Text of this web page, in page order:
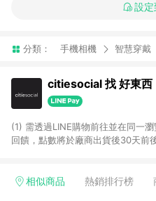
設定
分類： 手機相機 智慧穿戴
citiesocial 找 好東西
(1) 需透過LINE購物前往並在同一
回饋，點數將於廠商出貨後30天前後發送。 (2) 請
相似商品 熱銷排行榜